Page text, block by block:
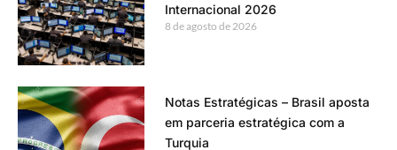
Internacional 2026
8 de agosto de 2026
Notas Estratégicas – Brasil aposta
em parceria estratégica com a
Turquia